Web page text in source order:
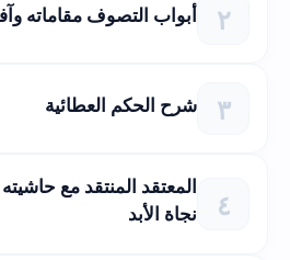
أبواب التصوف مقاماته
شرح الحكم العطائية
المعتقد المنتقد مع
نجاة الأبد